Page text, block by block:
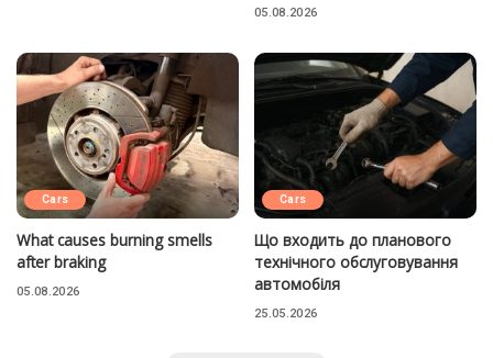
05.08.2026
Cars
What causes burning smells
after braking
05.08.2026
Cars
Що входить до планового
технічного обслуговування
автомобіля
25.05.2026